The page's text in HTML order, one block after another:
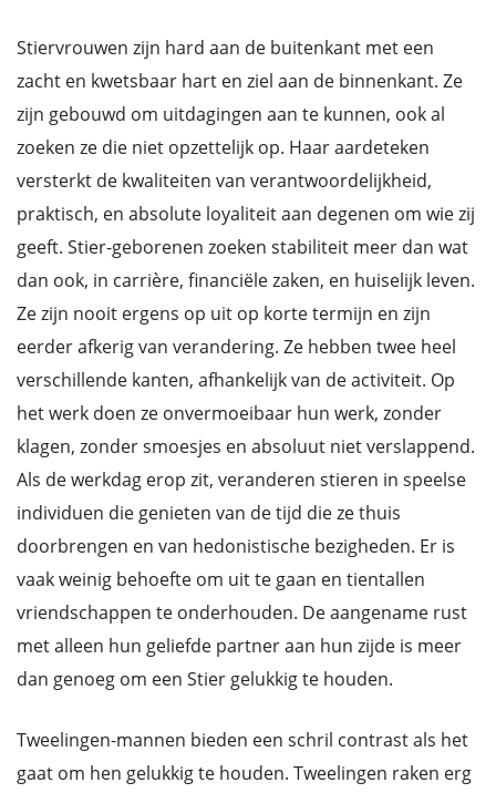
Stiervrouwen zijn hard aan de buitenkant met een
zacht en kwetsbaar hart en ziel aan de binnenkant. Ze
zijn gebouwd om uitdagingen aan te kunnen, ook al
zoeken ze die niet opzettelijk op. Haar aardeteken
versterkt de kwaliteiten van verantwoordelijkheid,
praktisch, en absolute loyaliteit aan degenen om wie zij
geeft. Stier-geborenen zoeken stabiliteit meer dan wat
dan ook, in carrière, financiële zaken, en huiselijk leven.
Ze zijn nooit ergens op uit op korte termijn en zijn
eerder afkerig van verandering. Ze hebben twee heel
verschillende kanten, afhankelijk van de activiteit. Op
het werk doen ze onvermoeibaar hun werk, zonder
klagen, zonder smoesjes en absoluut niet verslappend.
Als de werkdag erop zit, veranderen stieren in speelse
individuen die genieten van de tijd die ze thuis
doorbrengen en van hedonistische bezigheden. Er is
vaak weinig behoefte om uit te gaan en tientallen
vriendschappen te onderhouden. De aangename rust
met alleen hun geliefde partner aan hun zijde is meer
dan genoeg om een Stier gelukkig te houden.
Tweelingen-mannen bieden een schril contrast als het
gaat om hen gelukkig te houden. Tweelingen raken erg